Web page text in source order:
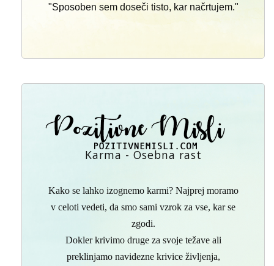
"Sposoben sem doseči tisto, kar načrtujem."
Karma - Osebna rast
Kako se lahko izognemo karmi? Najprej moramo
v celoti vedeti, da smo sami vzrok za vse, kar se
zgodi.
Dokler krivimo druge za svoje težave ali
preklinjamo navidezne krivice življenja,